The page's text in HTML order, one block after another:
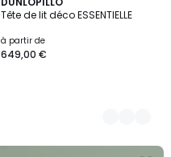
Tête de lit déco ESSENTIELLE
à partir de
649,00 €
3
Couleurs